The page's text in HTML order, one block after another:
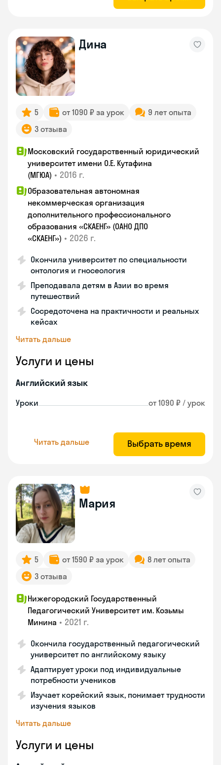
Дина
5 от 1090 ₽ за урок
9 лет опыта
3 отзыва
Московский государственный юридический
университет имени О.Е. Кутафина
(МГЮА) • 2016 г.
Образовательная автономная
некоммерческая организация
дополнительного профессионального
образования «СКАЕНГ» (ОАНО ДПО
«СКАЕНГ») • 2026 г.
Окончила университет по специальности
онтология и гносеология
Преподавала детям в Азии во время
путешествий
Сосредоточена на практичности и реальных
кейсах
Читать дальше
Услуги и цены
Английский язык
Уроки от 1090 ₽ / урок
Читать дальше Выбрать время
Мария
5 от 1590 ₽ за урок
8 лет опыта
3 отзыва
Нижегородский Государственный
Педагогический Университет им. Козьмы
Минина • 2021 г.
Окончила государственный педагогический
университет по английскому языку
Адаптирует уроки под индивидуальные
потребности учеников
Изучает корейский язык, понимает трудности
изучения языков
Читать дальше
Услуги и цены